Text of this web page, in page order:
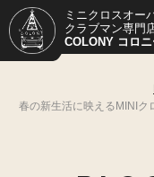
ミニクロスオー
クラブマン専門
COLONY コロ
春の新生活に映えるMINIク